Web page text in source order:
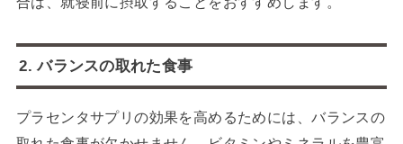
2. バランスの取れた食事
プラセンタサプリの効果を高めるためには、バランスの